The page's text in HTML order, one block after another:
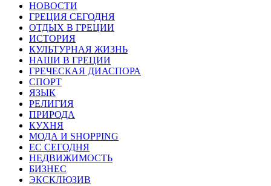
НОВОСТИ
ГРЕЦИЯ СЕГОДНЯ
ОТДЫХ В ГРЕЦИИ
ИСТОРИЯ
КУЛЬТУРНАЯ ЖИЗНЬ
НАШИ В ГРЕЦИИ
ГРЕЧЕСКАЯ ДИАСПОРА
СПОРТ
ЯЗЫК
РЕЛИГИЯ
ПРИРОДА
КУХНЯ
МОДА И SHOPPING
ЕС СЕГОДНЯ
НЕДВИЖИМОСТЬ
БИЗНЕС
ЭКСКЛЮЗИВ